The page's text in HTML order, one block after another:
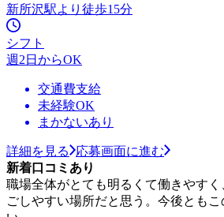
新所沢駅より徒歩15分
シフト
週2日からOK
交通費支給
未経験OK
まかないあり
詳細を見る
応募画面に進む
新着口コミあり
職場全体がとても明るくて働きやす
ごしやすい場所だと思う。今後とも